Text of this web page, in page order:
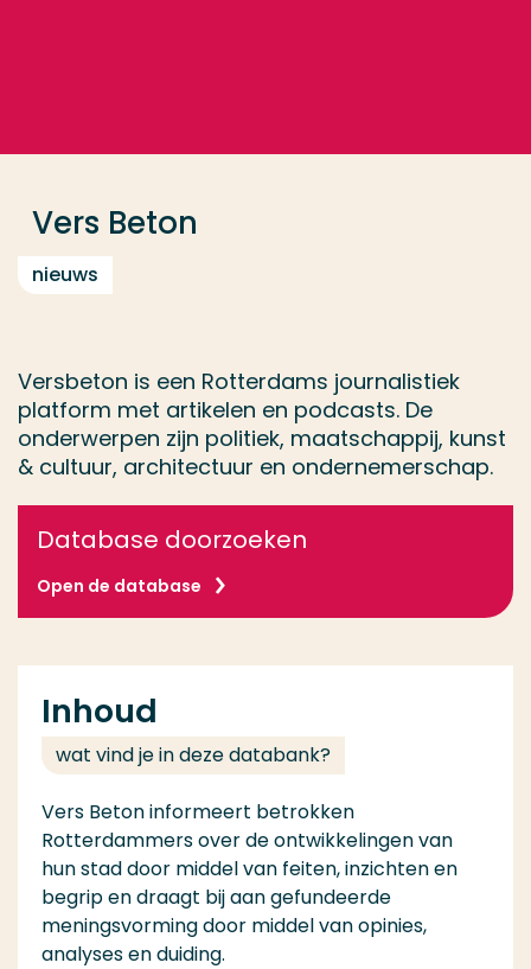
Vers Beton
nieuws
Versbeton is een Rotterdams journalistiek
platform met artikelen en podcasts. De
onderwerpen zijn politiek, maatschappij, kunst
& cultuur, architectuur en ondernemerschap.
Database doorzoeken
Open de database
Inhoud
wat vind je in deze databank?
Vers Beton informeert betrokken
Rotterdammers over de ontwikkelingen van
hun stad door middel van feiten, inzichten en
begrip en draagt bij aan gefundeerde
meningsvorming door middel van opinies,
analyses en duiding.
Contact